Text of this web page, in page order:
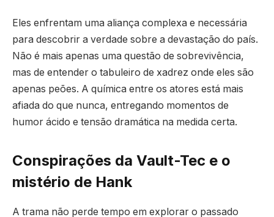
Eles enfrentam uma aliança complexa e necessária
para descobrir a verdade sobre a devastação do país.
Não é mais apenas uma questão de sobrevivência,
mas de entender o tabuleiro de xadrez onde eles são
apenas peões. A química entre os atores está mais
afiada do que nunca, entregando momentos de
humor ácido e tensão dramática na medida certa.
Conspirações da Vault-Tec e o
mistério de Hank
A trama não perde tempo em explorar o passado